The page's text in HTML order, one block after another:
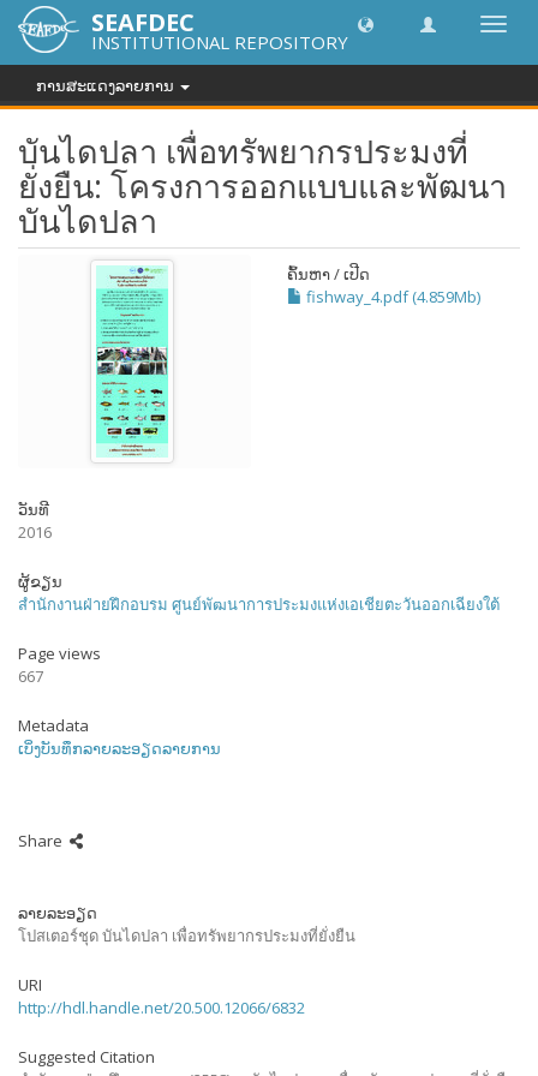
SEAFDEC
INSTITUTIONAL REPOSITORY
ການສະແດງລາຍການ
บันไดปลา เพื่อทรัพยากรประมงที่
ยั่งยืน: โครงการออกแบบและพัฒนา
บันไดปลา
ຄົ້ນຫາ / ເປີດ
fishway_4.pdf (4.859Mb)
ວັນທີ
2016
ຜູ້ຂຽນ
สำนักงานฝ่ายฝึกอบรม ศูนย์พัฒนาการประมงแห่งเอเชียตะวันออกเฉียงใต้
Page views
667
Metadata
ເບິ່ງບັນທຶກລາຍລະອຽດລາຍການ
Share
ລາຍລະອຽດ
โปสเตอร์ชุด บันไดปลา เพื่อทรัพยากรประมงที่ยั่งยืน
URI
http://hdl.handle.net/20.500.12066/6832
Suggested Citation